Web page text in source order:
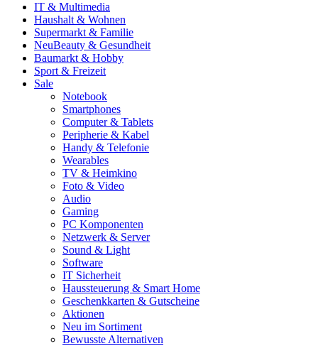
IT & Multimedia
Haushalt & Wohnen
Supermarkt & Familie
NeuBeauty & Gesundheit
Baumarkt & Hobby
Sport & Freizeit
Sale
Notebook
Smartphones
Computer & Tablets
Peripherie & Kabel
Handy & Telefonie
Wearables
TV & Heimkino
Foto & Video
Audio
Gaming
PC Komponenten
Netzwerk & Server
Sound & Light
Software
IT Sicherheit
Haussteuerung & Smart Home
Geschenkkarten & Gutscheine
Aktionen
Neu im Sortiment
Bewusste Alternativen